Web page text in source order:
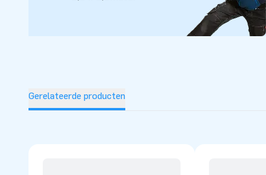
afgemeten op de meegeleverde JB Bubble Machine, een
simpelweg met water, voeg 1 zakje Bubble vloeistof toe,
de schuimparty kan beginnen. Er wordt gemiddeld 30 tot
Gerelateerde producten